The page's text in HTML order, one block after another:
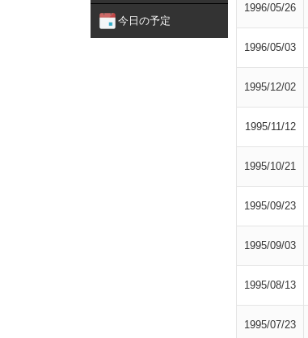
今日の予定
1996/05/26
1996/05/03
1995/12/02
1995/11/12
1995/10/21
1995/09/23
1995/09/03
1995/08/13
1995/07/23